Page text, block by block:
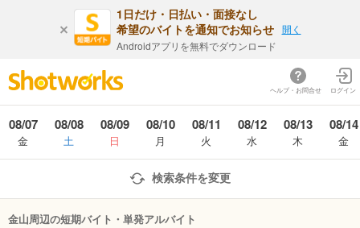
1日だけ・日払い・面接なし
希望のバイトを通知でお知らせ
Androidアプリを無料でダウンロード
開く
ヘルプ・お問合せ ログイン
08/07
金
08/08
土
08/09
日
08/10
月
08/11
火
08/12
水
08/13
木
08/14
金
検索条件を変更
金山周辺の短期バイト・単発アルバイト